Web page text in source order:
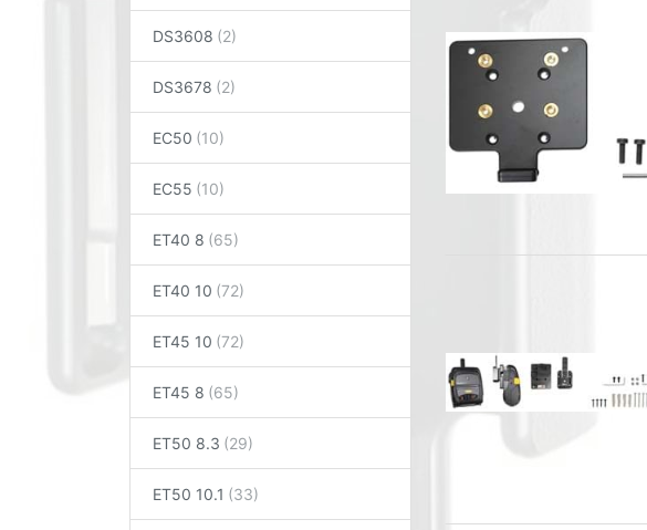
DS3608
DS3678
EC50
EC55
ET40 8
ET40 10
ET45 10
ET45 8
ET50 8.3
ET50 10.1